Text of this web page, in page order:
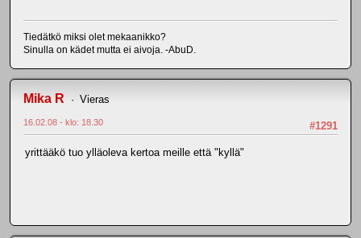
Tiedätkö miksi olet mekaanikko?
Sinulla on kädet mutta ei aivoja. -AbuD.
Mika R Vieras
#1291
16.02.08 - klo: 18.30
yrittääkö tuo ylläoleva kertoa meille että "kyllä"